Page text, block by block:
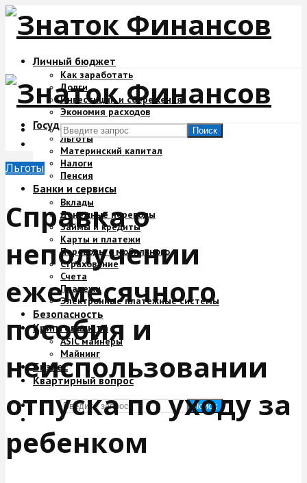
Личный бюджет
Как заработать
Долги
Инвестиции и сбережения
Экономия расходов
Государство и деньги
Льготы
Материнский капитал
Налоги
Пенсия
Банки и сервисы
Вклады
Денежные переводы
Займы и кредиты
Карты и платежи
Переводы с мобильного
Страхование
Счета
Платежи
Электронные платежные системы
Безопасность
Криптовалюта
ASIC майнеры
Майнинг
Бизнес
Квартирный вопрос
Поиск
Поиск
Льготы
Справка о
неполучении
ежемесячного
пособия и
неиспользовании
отпуска по уходу за
ребенком